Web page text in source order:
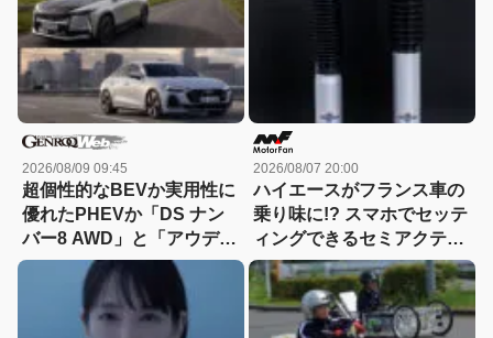
2026/08/09 09:45
超個性的なBEVか実用性に
優れたPHEVか「DS ナン
バー8 AWD」と「アウディ
A5 eハイブリッド」を比較
2026/08/07 20:00
ハイエースがフランス車の
乗り味に!? スマホでセッテ
ィングできるセミアクティ
ブサスペンション！カヤバ
『ActRide』が凄い